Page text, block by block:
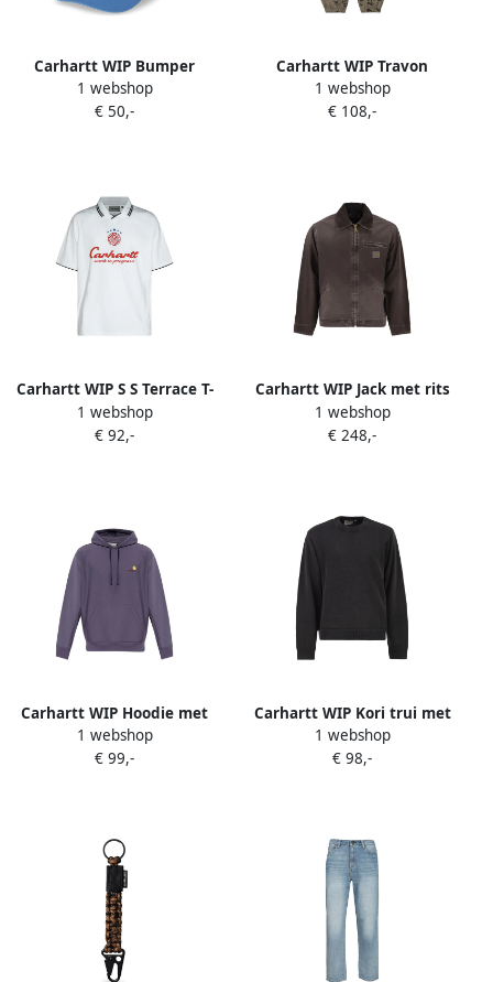
Carhartt WIP Bumper
Sticker honkbalpet met
geborduurd logo Blauw
1 webshop
€ 50,-
Carhartt WIP Travon
trainingsbroek Groen
1 webshop
€ 108,-
Carhartt WIP S S Terrace T-
shirt met logoprint Wit
1 webshop
€ 92,-
Carhartt WIP Jack met rits
Bruin
1 webshop
€ 248,-
Carhartt WIP Hoodie met
geborduurd logo Paars
1 webshop
€ 99,-
Carhartt WIP Kori trui met
geborduurd logo en ronde
hals Grijs
1 webshop
€ 98,-